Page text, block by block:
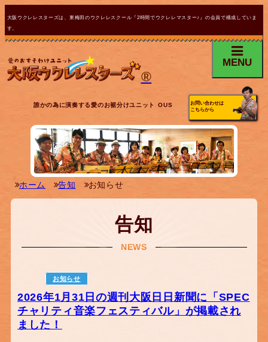
大阪ウクレレスターズは、東梅田のウクレレスクール『2時間でウクレレマスター♪』の会員で構成していま
す。
®
MENU
誰かの為に演奏する愛のお裾分けユニット OUS
お問い合わせは
こちらから
ホーム 告知 お知らせ
告知
NEWS
お知らせ
2026年1月31日の週刊大阪日日新聞に「SPEC
チャリティ音楽フェスティバル」が掲載され
ました！